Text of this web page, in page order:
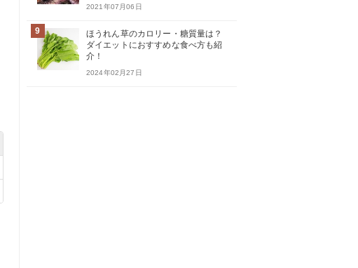
2021年07月06日
9
ほうれん草のカロリー・糖質量は？
ダイエットにおすすめな食べ方も紹
介！
2024年02月27日